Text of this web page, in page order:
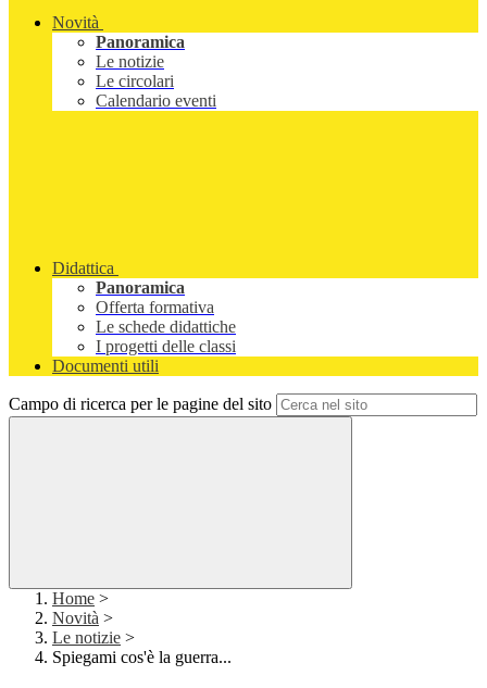
Novità
Panoramica
Le notizie
Le circolari
Calendario eventi
Didattica
Panoramica
Offerta formativa
Le schede didattiche
I progetti delle classi
Documenti utili
Campo di ricerca per le pagine del sito
Home >
Novità >
Le notizie >
Spiegami cos'è la guerra...